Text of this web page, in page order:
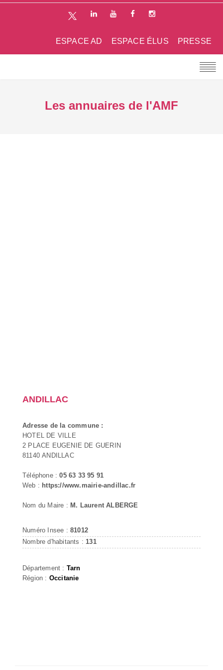
PRESSE
ESPACE ÉLUS
ESPACE AD
Les annuaires de l'AMF
ANDILLAC
Adresse de la commune :
HOTEL DE VILLE
2 PLACE EUGENIE DE GUERIN
81140 ANDILLAC
Téléphone :05 63 33 95 91
Web : https://www.mairie-andillac.fr
Nom du Maire : M. Laurent ALBERGE
Numéro Insee : 81012
Nombre d'habitants : 131
Département : Tarn
Région : Occitanie